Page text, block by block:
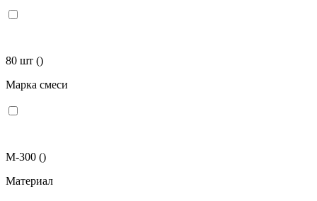
80 шт ()
Марка смеси
М-300 ()
Материал